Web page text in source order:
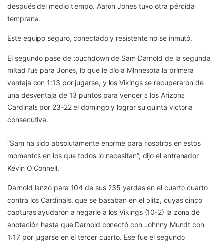
después del medio tiempo. Aaron Jones tuvo otra pérdida
temprana.
Este equipo seguro, conectado y resistente no se inmutó.
El segundo pase de touchdown de Sam Darnold de la segunda
mitad fue para Jones, lo que le dio a Minnesota la primera
ventaja con 1:13 por jugarse, y los Vikings se recuperaron de
una desventaja de 13 puntos para vencer a los Arizona
Cardinals por 23-22 el domingo y lograr su quinta victoria
consecutiva.
“Sam ha sido absolutamente enorme para nosotros en estos
momentos en los que todos lo necesitan”, dijo el entrenador
Kevin O’Connell.
Darnold lanzó para 104 de sus 235 yardas en el cuarto cuarto
contra los Cardinals, que se basaban en el blitz, cuyas cinco
capturas ayudaron a negarle a los Vikings (10-2) la zona de
anotación hasta que Darnold conectó con Johnny Mundt con
1:17 por jugarse en el tercer cuarto. Ese fue el segundo